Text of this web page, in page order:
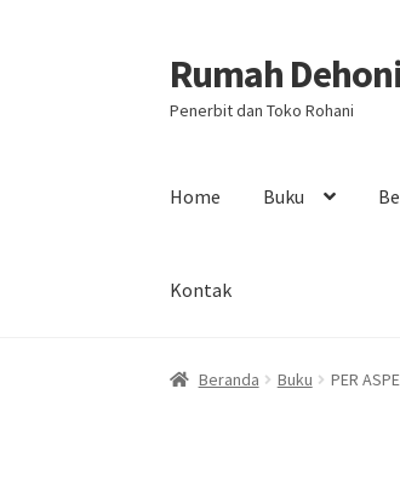
Skip
to
navigation
Skip
to
content
Rumah
Penerbit dan Toko Rohani
Home Buku
Kontak
Beranda Beranda Rohani
Beranda Buku PER